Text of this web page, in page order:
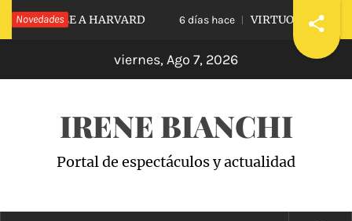
Saltar
al
NovedadesA HARVARD 6 días hace VIRTUOUS VS. VICIOUS
viernes, Ago 7, 2026
IRENE BIANCHI
Portal de espectáculos y actualidad